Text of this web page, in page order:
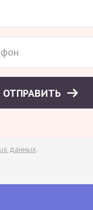
ОТПРАВИТЬ
данных.